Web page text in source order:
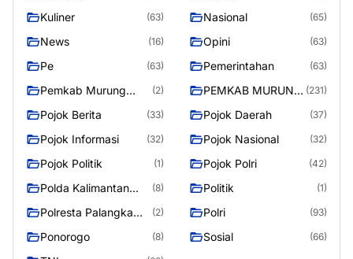
Kuliner (63) Nasional (65)
News (16) Opini (63)
Pe (63) Pemerintahan (63)
Pemkab Murung
(2)
PEMKAB MURUNG (231)
Pojok Berita (33) Pojok Daerah (37)
Pojok Informasi (32) Pojok Nasional (32)
Pojok Politik (1) Pojok Polri (42)
Polda Kalimantan
(8) Politik (1)
Polresta Palangka
(2) Polri (93)
Ponorogo (8) Sosial (66)